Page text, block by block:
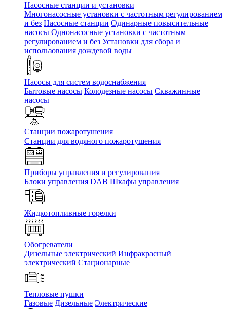
Насосные станции и установки
Многонасосные установки с частотным регулированием
и без Насосные станции Одинарные повысительные
насосы Однонасосные установки с частотным
регулированием и без Установки для сбора и
использования дождевой воды
Насосы для систем водоснабжения
Бытовые насосы Колодезные насосы Скважинные
насосы
Станции пожаротушения
Станции для водяного пожаротушения
Приборы управления и регулирования
Блоки управления DAB Шкафы управления
Жидкотопливные горелки
Обогреватели
Дизельные электрический Инфракрасный
электрический Стационарные
Тепловые пушки
Газовые Дизельные Электрические